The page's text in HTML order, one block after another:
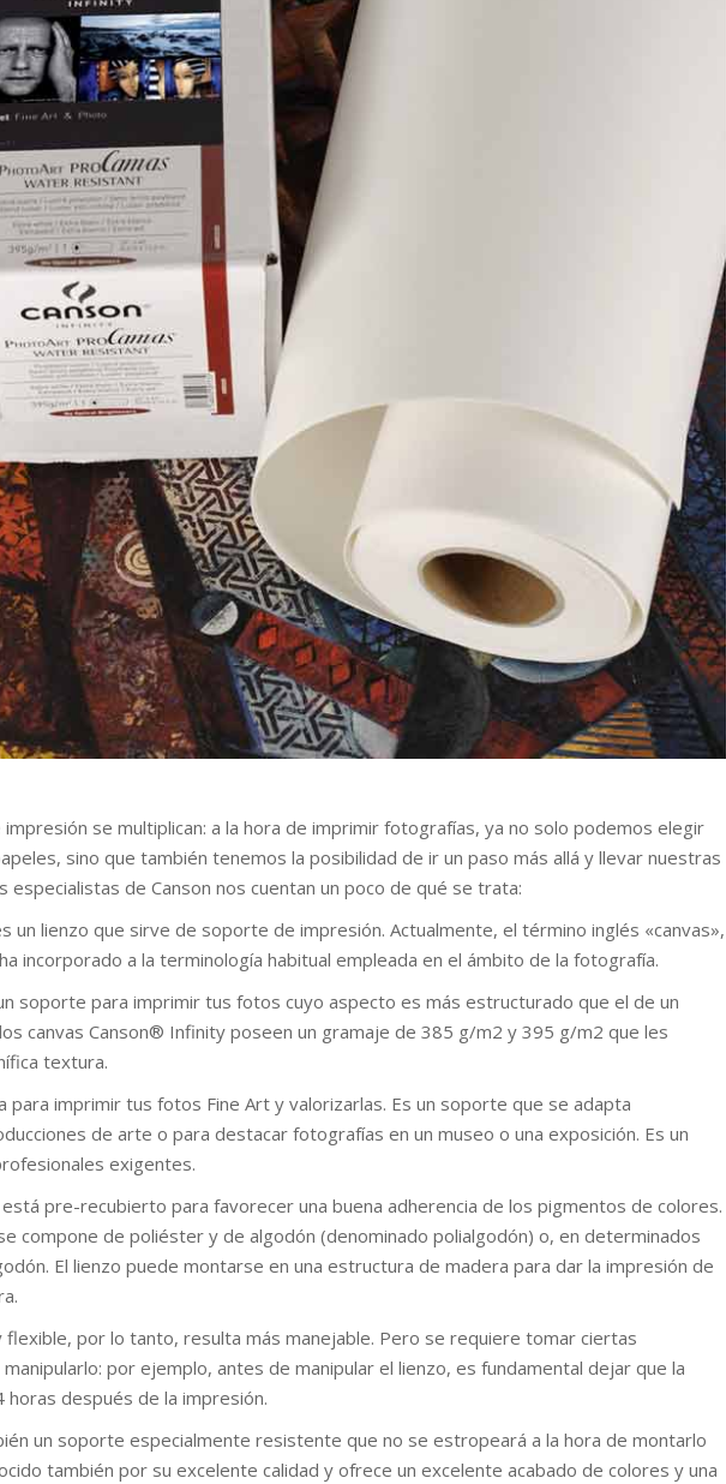
se multiplican: a la hora de imprimir fotografías, ya no solo podemos elegir
sino que también tenemos la posibilidad de ir un paso más allá y llevar nuestras
especialistas de Canson nos cuentan un poco de qué se trata:
un lienzo que sirve de soporte de impresión. Actualmente, el término inglés «canvas»,
incorporado a la terminología habitual empleada en el ámbito de la fotografía.
soporte para imprimir tus fotos cuyo aspecto es más estructurado que el de un
canvas Canson® Infinity poseen un gramaje de 385 g/m2 y 395 g/m2 que les
textura.
para imprimir tus fotos Fine Art y valorizarlas. Es un soporte que se adapta
de arte o para destacar fotografías en un museo o una exposición. Es un
exigentes.
pre-recubierto para favorecer una buena adherencia de los pigmentos de colores.
compone de poliéster y de algodón (denominado polialgodón) o, en determinados
El lienzo puede montarse en una estructura de madera para dar la impresión de
flexible, por lo tanto, resulta más manejable. Pero se requiere tomar ciertas
por ejemplo, antes de manipular el lienzo, es fundamental dejar que la
después de la impresión.
un soporte especialmente resistente que no se estropeará a la hora de montarlo
también por su excelente calidad y ofrece un excelente acabado de colores y una